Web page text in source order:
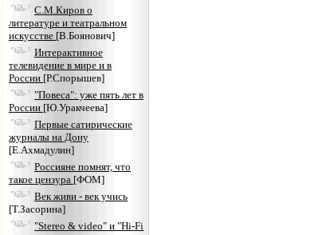
С.М.Киров о
литературе и театральном
искусстве [В.Боянович]
Интерактивное
телевидение в мире и в
России [Р.Спорышев]
"Повеса": уже пять лет в
России [Ю.Уракчеева]
Первые сатирические
журналы на Дону
[Е.Ахмадулин]
Россияне помнят, что
такое цензура [ФОМ]
Век живи - век учись
[Т.Засорина]
"Stereo & video" и "Hi-Fi